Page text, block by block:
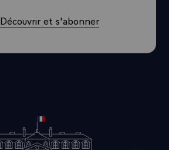
Découvrir et s'abonner